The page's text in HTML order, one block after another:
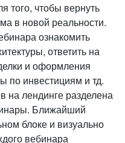
того, чтобы вернуть
в новой реальности.
ознакомить
ответить на
и оформления
по инвестициям и тд.
на лендинге разделена
Ближайший
блоке и визуально
вебинара